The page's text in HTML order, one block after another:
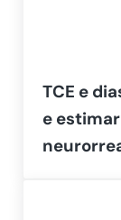
TCE e
e